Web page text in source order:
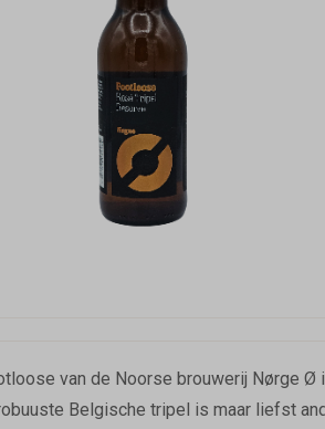
van de Noorse brouwerij Nørge
Belgische tripel is maar liefst